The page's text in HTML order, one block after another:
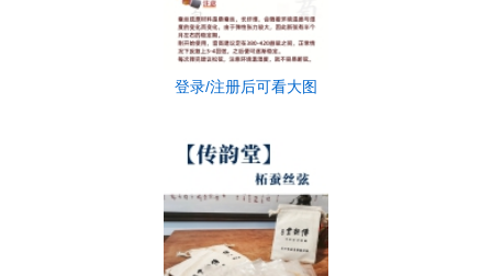
登录/注册后可看大图